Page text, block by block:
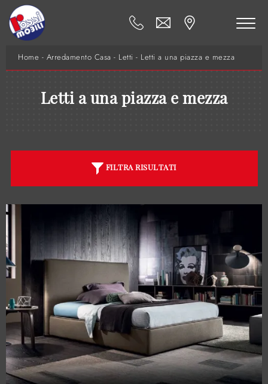
Home - Arredamento Casa - Letti - Letti a una piazza e mezza
Letti a una piazza e mezza
FILTRA RISULTATI